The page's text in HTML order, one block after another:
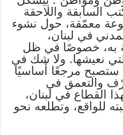
السابقة واللاحقة
معمّقة، حول نشوء
في لبنان،
به، خصوصًا في ظل
نعيشها. ولا شك في
ستصبح مرجعًا أساسيًا
والتعمق في
القطاع في لبنان،
للواقع، وتطلعه نحو